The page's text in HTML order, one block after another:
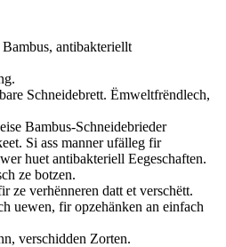
antibakteriellt
Schneidebrett. Ëmweltfrëndlech,
Bambus-Schneidebrieder
Si ass manner ufälleg fir
huet antibakteriell Eegeschaften.
ze botzen.
ze verhënneren datt et verschëtt.
uewen, fir opzehänken an einfach
verschidden Zorten.